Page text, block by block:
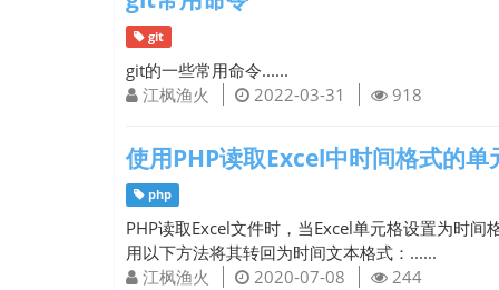
git
git的一些常用命令......
江枫渔火
2022-03-31 918
使用PHP读取Excel中时间格式的
php
PHP读取Excel文件时，当Excel单元格设置为时
用以下方法将其转回为时间文本格式：......
江枫渔火
2020-07-08 244